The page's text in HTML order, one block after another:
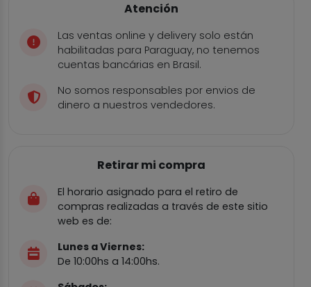
Atención
Las ventas online y delivery solo están
habilitadas para Paraguay, no tenemos
cuentas bancárias en Brasil.
No somos responsables por envios de
dinero a nuestros vendedores.
Retirar mi compra
El horario asignado para el retiro de
compras realizadas a través de este sitio
web es de:
Lunes a Viernes:
De 10:00hs a 14:00hs.